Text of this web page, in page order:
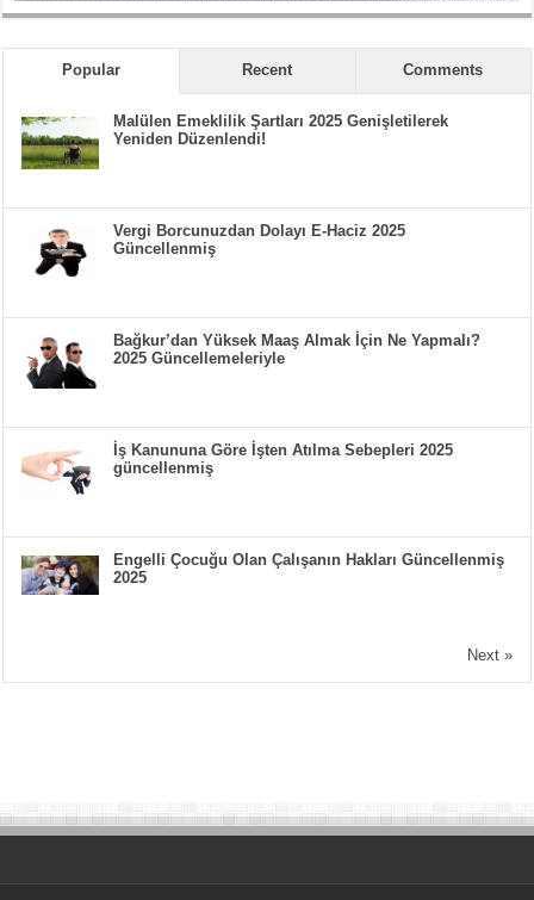
Popular Recent Comments
Malülen Emeklilik Şartları 2025 Genişletilerek
Yeniden Düzenlendi!
Vergi Borcunuzdan Dolayı E-Haciz 2025
Güncellenmiş
Bağkur’dan Yüksek Maaş Almak İçin Ne Yapmalı?
2025 Güncellemeleriyle
İş Kanununa Göre İşten Atılma Sebepleri 2025
güncellenmiş
Engelli Çocuğu Olan Çalışanın Hakları Güncellenmiş
2025
Next »